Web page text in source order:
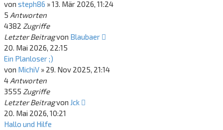
von steph86 »13. Mär 2026, 11:24
5 Antworten
4382 Zugriffe
Letzter Beitragvon Blaubaer
20. Mai 2026, 22:15
Ein Planloser ;)
von MichiV » 29. Nov 2025, 21:14
4 Antworten
3555 Zugriffe
Letzter Beitragvon Jck
20. Mai 2026, 10:21
Hallo und Hilfe